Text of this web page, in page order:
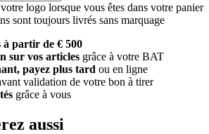
logo lorsque vous êtes dans votre panier
sont toujours livrés sans marquage
partir de € 500
sur vos articles grâce à votre BAT
payez plus tard ou en ligne
validation de votre bon à tirer
grâce à vous
aussi